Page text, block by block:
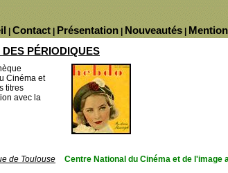
Nouveautés
Présentation
Contact
PÉRIODIQUES
Cinéma et
titres
avec la
de Toulouse
Centre National du Cinéma et de l'image